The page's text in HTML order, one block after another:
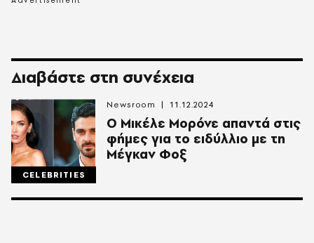
Διαβάστε στη συνέχεια
CELEBRITIES
Ο Μικέλε Μορόνε απαντά στις
φήμες για το ειδύλλιο με τη
Μέγκαν Φοξ
Newsroom 11.12.2024